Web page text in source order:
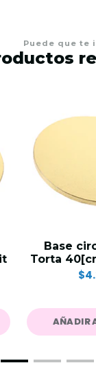
Puede que te
Base
Torta
AÑADIR